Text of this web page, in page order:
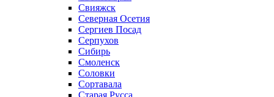
Свияжск
Северная Осетия
Сергиев Посад
Серпухов
Сибирь
Смоленск
Соловки
Сортавала
Старая Русса